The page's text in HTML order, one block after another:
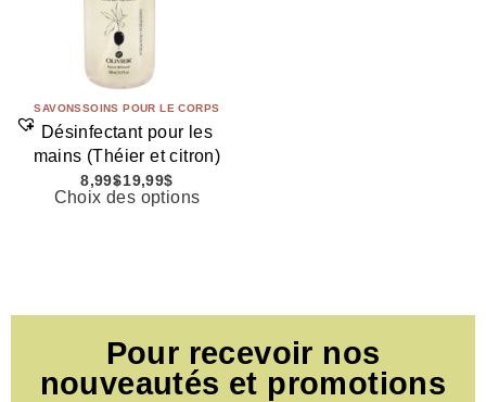
SAVONSSOINS POUR LE CORPS
Désinfectant pour les
mains (Théier et citron)
8,99$19,99$
Choix des options
Pour recevoir nos
nouveautés et promotions